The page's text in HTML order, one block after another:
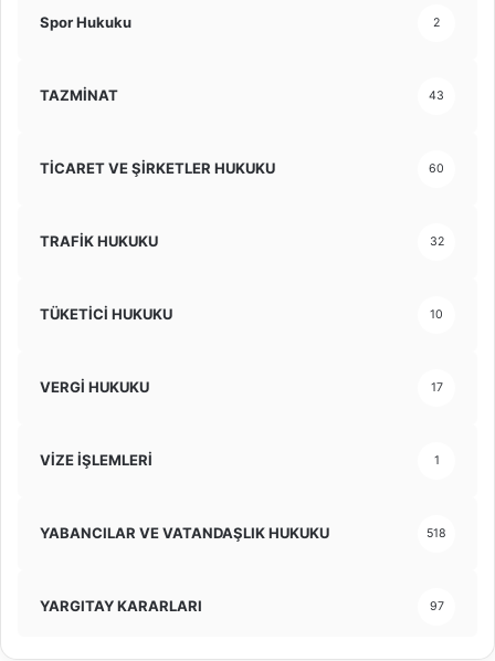
Spor Hukuku 2
TAZMİNAT 43
TİCARET VE ŞİRKETLER HUKUKU 60
TRAFİK HUKUKU 32
TÜKETİCİ HUKUKU 10
VERGİ HUKUKU 17
VİZE İŞLEMLERİ 1
YABANCILAR VE VATANDAŞLIK HUKUKU 518
YARGITAY KARARLARI 97